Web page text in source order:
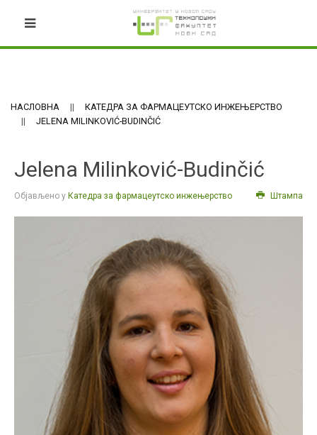
НАСЛОВНА
КАТЕДРА ЗА ФАРМАЦЕУТСКО ИНЖЕЊЕРСТВО
JELENA MILINKOVIĆ-BUDINČIĆ
Jelena Milinković-Budinčić
Објављено у Катедра за фармацеутско инжењерство Штампа